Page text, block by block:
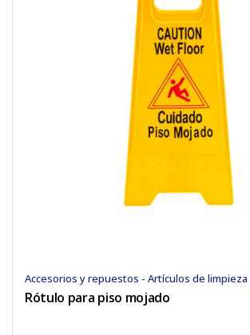
Accesorios y repuestos - Artículos de limpieza
Rótulo para piso mojado